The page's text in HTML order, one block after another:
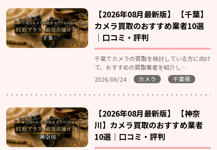
【2026年08月最新版】 【千葉】
カメラ買取のおすすめ業者10選
｜口コミ・評判
千葉でカメラの買取を検討している方に向け
て、おすすめの買取業者を紹介し…
2026/06/24
カメラ 千葉県
【2026年08月最新版】 【神奈
川】カメラ買取のおすすめ業者
10選｜口コミ・評判